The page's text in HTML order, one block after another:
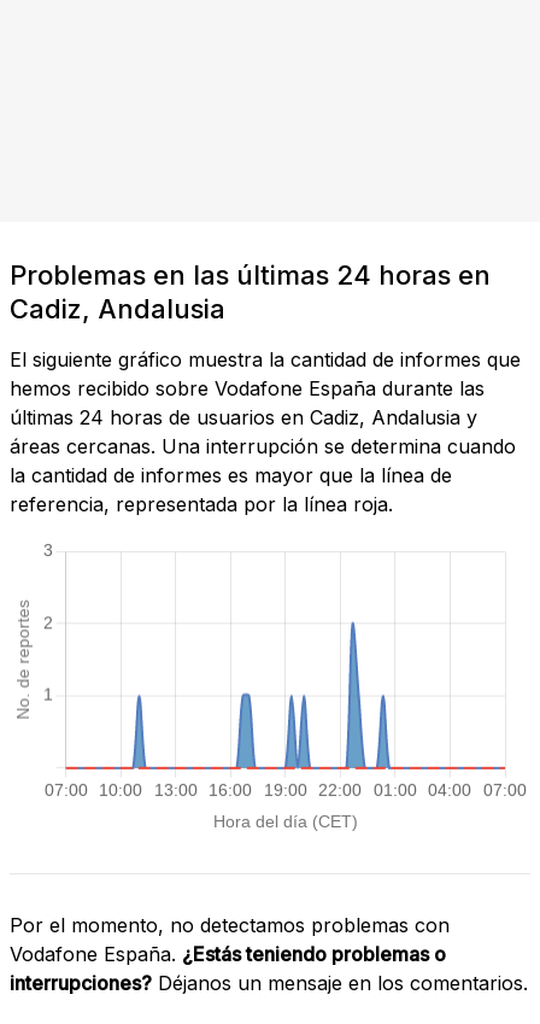
Problemas en las últimas 24 horas en
Cadiz, Andalusia
El siguiente gráfico muestra la cantidad de informes que
hemos recibido sobre Vodafone España durante las
últimas 24 horas de usuarios en Cadiz, Andalusia y
áreas cercanas. Una interrupción se determina cuando
la cantidad de informes es mayor que la línea de
referencia, representada por la línea roja.
Por el momento, no detectamos problemas con
Vodafone España. ¿Estás teniendo problemas o
interrupciones? Déjanos un mensaje en los comentarios.